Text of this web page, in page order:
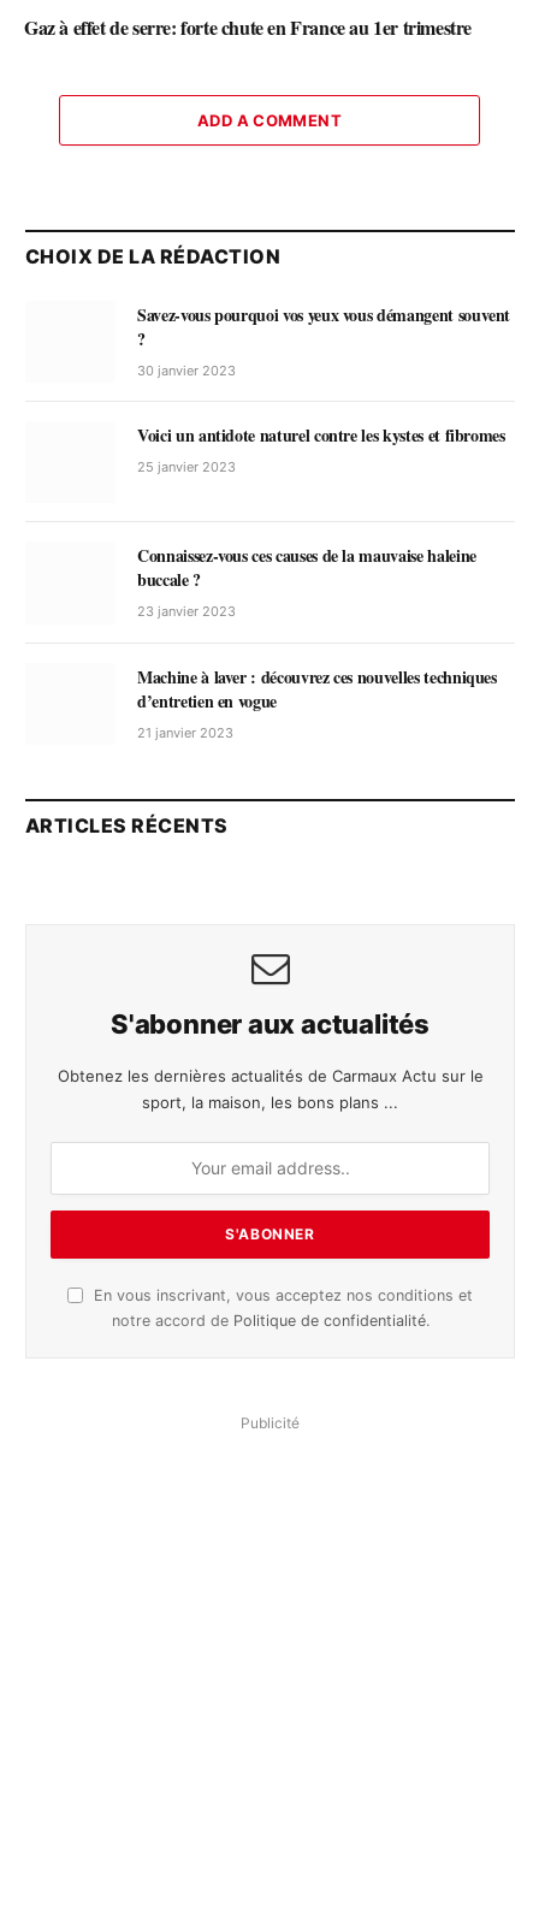
Gaz à effet de serre: forte chute en France au 1er trimestre
ADD A COMMENT
CHOIX DE LA RÉDACTION
Savez-vous pourquoi vos yeux vous démangent souvent
?
30 janvier 2023
Voici un antidote naturel contre les kystes et fibromes
25 janvier 2023
Connaissez-vous ces causes de la mauvaise haleine
buccale ?
23 janvier 2023
Machine à laver : découvrez ces nouvelles techniques
d’entretien en vogue
21 janvier 2023
ARTICLES RÉCENTS
S'abonner aux actualités
Obtenez les dernières actualités de Carmaux Actu sur le
sport, la maison, les bons plans ...
En vous inscrivant, vous acceptez nos conditions et
notre accord de Politique de confidentialité.
Publicité